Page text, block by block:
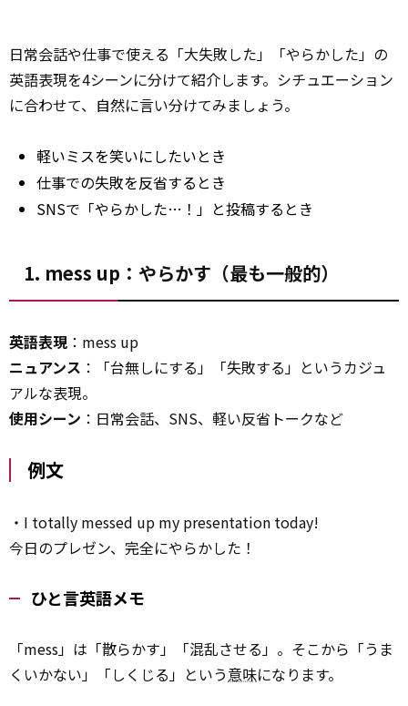
日常会話や仕事で使える「大失敗した」「やらかした」の
英語表現を4シーンに分けて紹介します。シチュエーション
に合わせて、自然に言い分けてみましょう。
軽いミスを笑いにしたいとき
仕事での失敗を反省するとき
SNSで「やらかした…！」と投稿するとき
1. mess up：やらかす（最も一般的）
英語表現 ：mess up
ニュアンス ：「台無しにする」「失敗する」というカジュ
アルな表現。
使用シーン ：日常会話、SNS、軽い反省トークなど
例文
・I totally messed up my presentation today!
今日のプレゼン、完全にやらかした！
ひと言英語メモ
「mess」は「散らかす」「混乱させる」。そこから「うま
くいかない」「しくじる」という意味になります。